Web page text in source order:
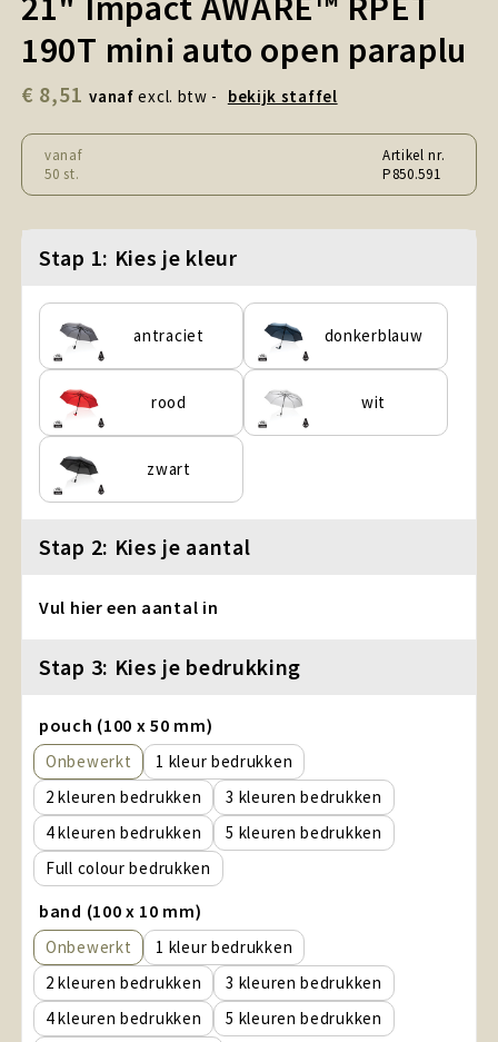
Snoepgoed en Koek
Sport, Spel en Speelgoed
Technologie
Tassen
Wijngeschenken
190T mini auto open paraplu
€ 8,51 vanaf excl. btw - bekijk staffel
vanaf
50 st.
Artikel nr.
P850.591
Stap 1: Kies je kleur
antraciet donkerblauw
rood wit
zwart
Stap 2: Kies je aantal
Vul hier een aantal in
Stap 3: Kies je bedrukking
pouch (100 x 50 mm)
Onbewerkt
1
2
3
4
5
Full colour
band (100 x 10 mm)
Onbewerkt
1
2
3
4
5